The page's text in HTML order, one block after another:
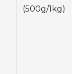
(500g/1kg)